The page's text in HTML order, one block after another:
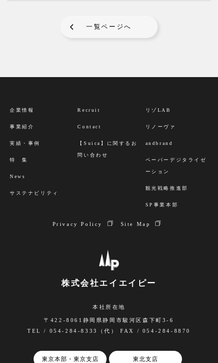
一覧ページへ
株式会社エイエイピー
本社所在地
〒422-8061静岡県静岡市駿河区森下町3-6
TEL / 054-284-8333（代） FAX / 054-284-8870
東京本部・東京支店 東北支店
企業情報
事業紹介
実績・事例
特 集
News
サステナビリティ
Recruit
Contact
【Suica】に関するお
問い合わせ
リゾLAB
リノーヴァ
andbrand
ペーパーデジタライゼ
ーション
観光戦略推進部
SP事業本部
Privacy Policy Site Map